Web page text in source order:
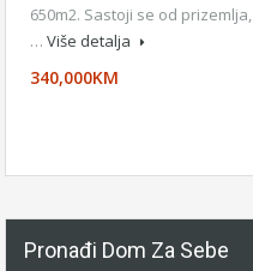
650m2. Sastoji se od prizemlja,
… Više detalja
340,000KM
Pronađi Dom Za Sebe